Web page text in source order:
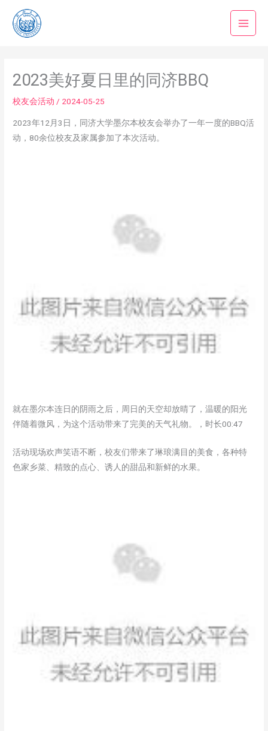
2023美好夏日里的同济BBQ
校友会活动 / 2024-05-25
2023年12月3日，同济大学墨尔本校友会举办了一年一度的BBQ活
动，80余位校友及家属参加了本次活动。
就在墨尔本连日的阴雨之后，周日的天空却放晴了，温暖的阳光
伴随着微风，为这个活动带来了完美的天气礼物。，时长00:47
活动现场欢声笑语不断，校友们带来了琳琅满目的美食，各种特
色家乡菜、精致的点心、诱人的甜品和新鲜的水果。